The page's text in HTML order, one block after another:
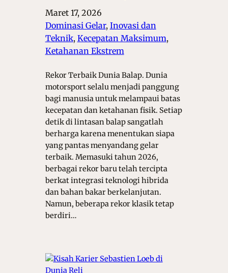
Maret 17, 2026
Dominasi Gelar, Inovasi dan
Teknik, Kecepatan Maksimum
Ketahanan Ekstrem
Rekor Terbaik Dunia Balap. Dunia
motorsport selalu menjadi panggung
bagi manusia untuk melampaui batas
kecepatan dan ketahanan fisik. Setiap
detik di lintasan balap sangatlah
berharga karena menentukan siapa
yang pantas menyandang gelar
terbaik. Memasuki tahun 2026,
berbagai rekor baru telah tercipta
berkat integrasi teknologi hibrida
dan bahan bakar berkelanjutan.
Namun, beberapa rekor klasik tetap
berdiri…